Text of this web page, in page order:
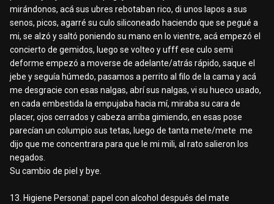
mirándonos, acá sus ubres rebotaban rico, di unos lapos a sus
senos, picos, agarré su culo siliconeado haciendo que se pegué a
mi, se alzó y saltó poniendo su mano en lo vientre, acá empezó el
concierto de gemidos, luego se volteo y ufff ese culo semi
deforme empezó a moverse de adelante/atrás rápido, saque el
jebe y seguía húmedo, pasamos a perrito al filo de la cama y acá
me desgracie con esas nalgas, abrí sus nalgas, vi su hueco usado,
en cada embestida la empujaba hacia mí, miraba su cara de
placer, ojos cerrados y cabeza arriba gimiendo, en esas pose
parecían un columpio sus tetas, luego de tanta mete/mete me
dijo que me concentrara para que le mi mili, al rato salieron los
negados.
Su cambio de piel y bye.
13. Higiene Personal: papel con alcohol después del mate